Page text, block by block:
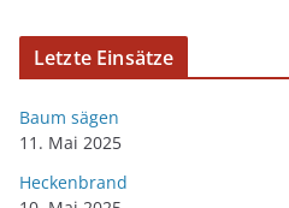
Letzte Einsätze
Baum sägen
11. Mai 2025
Heckenbrand